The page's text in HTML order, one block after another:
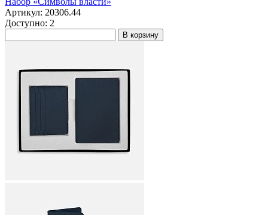
Артикул: 20306.44
Доступно: 2
В корзину